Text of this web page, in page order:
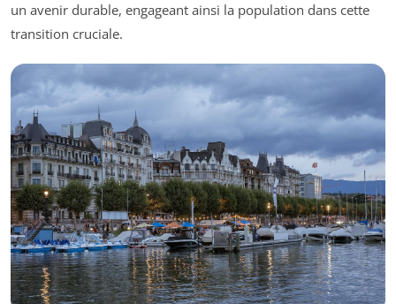
un avenir durable, engageant ainsi la population dans cette
transition cruciale.